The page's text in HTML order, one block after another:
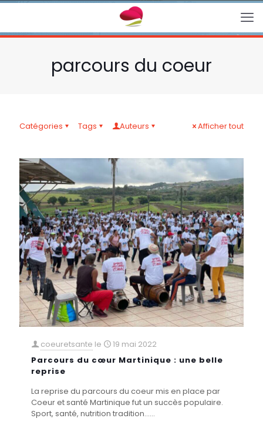
parcours du coeur
Catégories Tags Auteurs Afficher tout
coeuretsante le
19 mai 2022
Parcours du cœur Martinique : une belle
reprise
La reprise du parcours du coeur mis en place par
Coeur et santé Martinique fut un succès populaire.
Sport, santé, nutrition tradition......